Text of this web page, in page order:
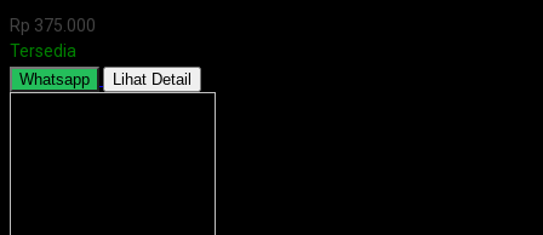
Rp 375.000
Tersedia
Whatsapp Lihat Detail